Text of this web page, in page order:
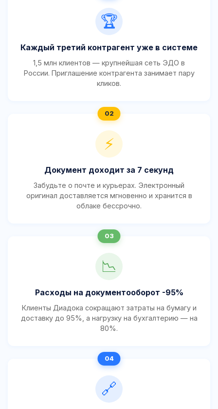
🏆
Каждый третий контрагент уже в системе
1,5 млн клиентов — крупнейшая сеть ЭДО в
России. Приглашение контрагента занимает пару
кликов.
⚡
Документ доходит за 7 секунд
Забудьте о почте и курьерах. Электронный
оригинал доставляется мгновенно и хранится в
облаке бессрочно.
📉
Расходы на документооборот -95%
Клиенты Диадока сокращают затраты на бумагу и
доставку до 95%, а нагрузку на бухгалтерию — на
80%.
🔗